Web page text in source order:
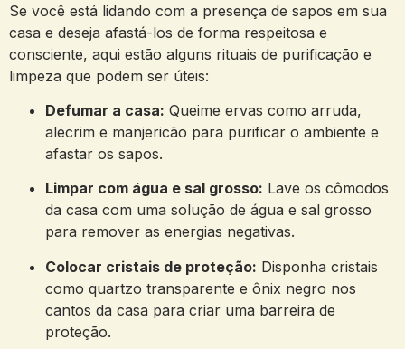
Se você está lidando com a presença de sapos em sua
casa e deseja afastá-los de forma respeitosa e
consciente, aqui estão alguns rituais de purificação e
limpeza que⁢ podem ser úteis:
Defumar a casa: Queime ervas como arruda,
alecrim e manjericão para purificar⁤ o ⁤ambiente e
afastar os sapos.
Limpar com água e sal grosso: ​Lave os cômodos
da casa com uma solução de água ‌e​ sal grosso
para remover ‌as energias negativas.
Colocar cristais de proteção: Disponha ⁢cristais
como quartzo transparente e ônix negro nos
cantos da casa para criar uma barreira de
proteção.